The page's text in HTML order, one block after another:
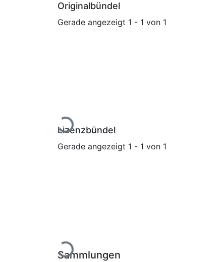
Originalbündel
Gerade angezeigt 1 - 1 von 1
Lade...
Lizenzbündel
Gerade angezeigt 1 - 1 von 1
Lade...
Sammlungen